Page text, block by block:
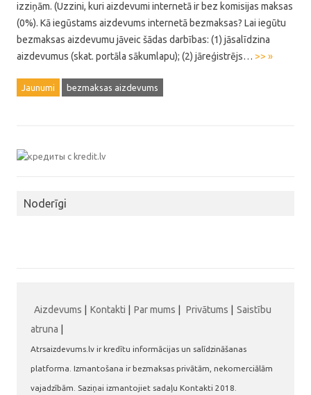
izziņām. (Uzzini, kuri aizdevumi internetā ir bez komisijas maksas
(0%). Kā iegūstams aizdevums internetā bezmaksas? Lai iegūtu
bezmaksas aizdevumu jāveic šādas darbības: (1) jāsalīdzina
aizdevumus (skat. portāla sākumlapu); (2) jāreģistrējs… >> »
Jaunumi bezmaksas aizdevums
Noderīgi
Aizdevums Kontakti Par mums Privātums
Saistību
atruna
Atrsaizdevums.lv ir kredītu informācijas un salīdzināšanas
platforma. Izmantošana ir bezmaksas privātām, nekomerciālām
vajadzībām. Saziņai izmantojiet sadaļu Kontakti 2018.